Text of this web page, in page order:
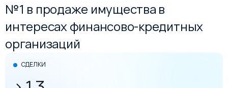
№1 в продаже имущества в
интересах финансово-кредитных
организаций
СДЕЛКИ